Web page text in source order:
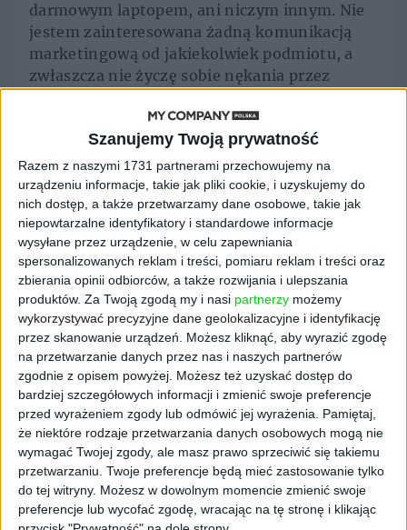
Szanujemy Twoją prywatność
Razem z naszymi 1731 partnerami przechowujemy na
urządzeniu informacje, takie jak pliki cookie, i uzyskujemy do
nich dostęp, a także przetwarzamy dane osobowe, takie jak
niepowtarzalne identyfikatory i standardowe informacje
wysyłane przez urządzenie, w celu zapewniania
spersonalizowanych reklam i treści, pomiaru reklam i treści oraz
zbierania opinii odbiorców, a także rozwijania i ulepszania
produktów. Za Twoją zgodą my i nasi partnerzy możemy
wykorzystywać precyzyjne dane geolokalizacyjne i identyfikację
przez skanowanie urządzeń. Możesz kliknąć, aby wyrazić zgodę
na przetwarzanie danych przez nas i naszych partnerów
zgodnie z opisem powyżej. Możesz też uzyskać dostęp do
bardziej szczegółowych informacji i zmienić swoje preferencje
przed wyrażeniem zgody lub odmówić jej wyrażenia.
Pamiętaj,
że niektóre rodzaje przetwarzania danych osobowych mogą nie
wymagać Twojej zgody, ale masz prawo sprzeciwić się takiemu
przetwarzaniu. Twoje preferencje będą mieć zastosowanie tylko
do tej witryny. Możesz w dowolnym momencie zmienić swoje
preferencje lub wycofać zgodę, wracając na tę stronę i klikając
darmowym laptopem, ani niczym innym. Nie
jestem zainteresowana żadną komunikacją
marketingową od jakiekolwiek podmiotu, a
zwłaszcza nie życzę sobie nękania przez
Przeczytaj także:Brytyjski bank: Bitcoin ma
Ponadto podczas rozmów telemarketerzy
przekazywali nieprawdziwą informację, że
konsument może liczyć na 20,5 tys. zł dotacji
przy wykonaniu mikroinstalacji
fotowoltaicznej w ramach rządowego
„Programu Priorytetowego Mój Prąd Część 1)
Program Mój Prąd na lata 2021-2023”. W
rzeczywistości kwota takiej dotacji na
fotowoltaikę mogłaby wynieść maksymalnie 5
tys. zł. Gdy konsumenci zgłaszali wątpliwości
co do wysokości dotacji, byli zapewniani o
możliwości uzyskania wysokiej korzyści. Aby
zachęcić odbiorców do zainstalowania
fotowoltaiki, w scenariuszach rozmów
zawarte było także straszenie ryzykiem tzw.
blackoutu, czyli wyłączenia prądu, lub